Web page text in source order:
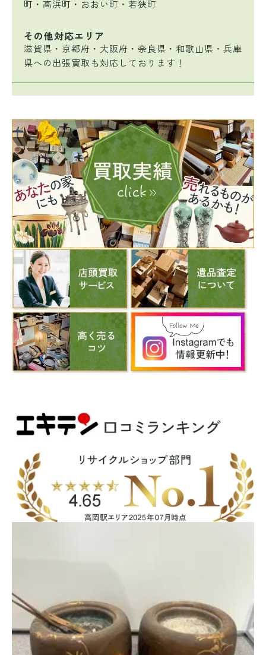
町・高浜町・おおい町・若狭町
その他対応エリア
滋賀県・京都府・大阪府・奈良県・和歌山県・兵庫
県への出張買取も対応しております！